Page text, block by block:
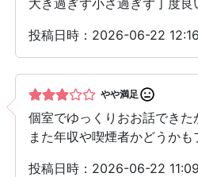
投稿日時：2026-06-22
やや満足
個室でゆっくりおお話できた
また年収や喫煙者かどうか
投稿日時：2026-06-22